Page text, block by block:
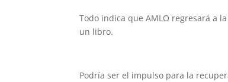
Todo indica que AMLO regresará a
un libro.
Podría ser el impulso para la